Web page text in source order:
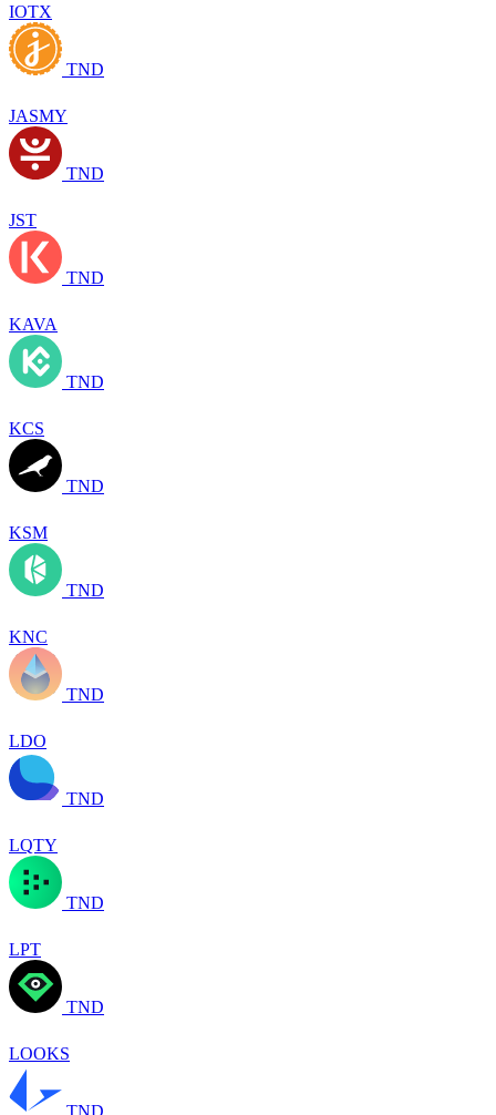
IOTX
TND
JASMY
TND
JST
TND
KAVA
TND
KCS
TND
KSM
TND
KNC
TND
LDO
TND
LQTY
TND
LPT
TND
LOOKS
TND